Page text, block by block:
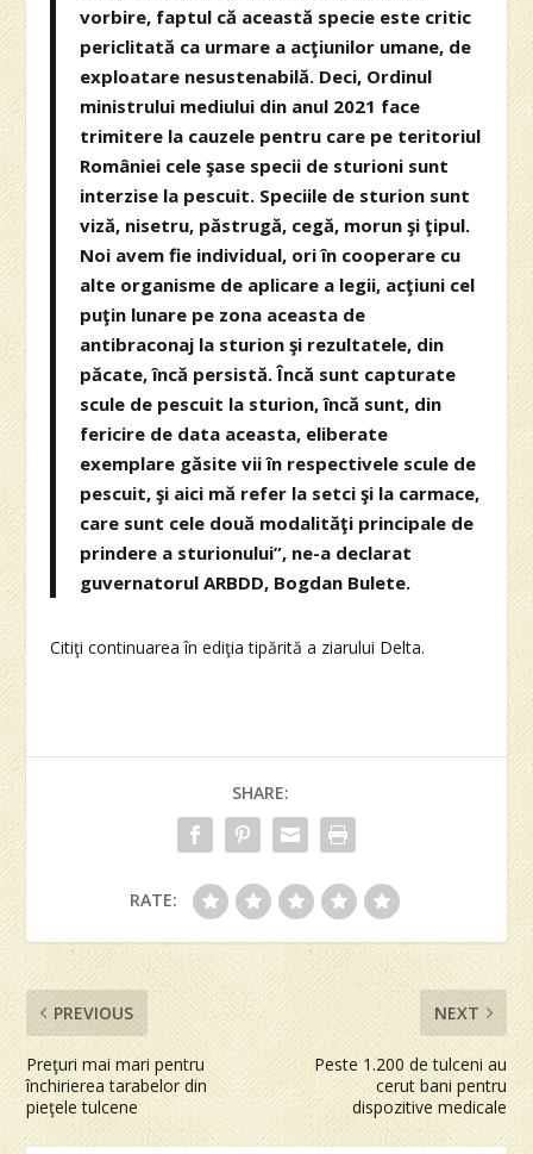
vorbire, faptul că această specie este critic
periclitată ca urmare a acţiunilor umane, de
exploatare nesustenabilă. Deci, Ordinul
ministrului mediului din anul 2021 face
trimitere la cauzele pentru care pe teritoriul
României cele şase specii de sturioni sunt
interzise la pescuit. Speciile de sturion sunt
viză, nisetru, păstrugă, cegă, morun şi ţipul.
Noi avem fie individual, ori în cooperare cu
alte organisme de aplicare a legii, acţiuni cel
puţin lunare pe zona aceasta de
antibraconaj la sturion şi rezultatele, din
păcate, încă persistă. Încă sunt capturate
scule de pescuit la sturion, încă sunt, din
fericire de data aceasta, eliberate
exemplare găsite vii în respectivele scule de
pescuit, şi aici mă refer la setci şi la carmace,
care sunt cele două modalităţi principale de
prindere a sturionului”, ne-a declarat
guvernatorul ARBDD, Bogdan Bulete.
Citiţi continuarea în ediţia tipărită a ziarului Delta.
SHARE:
RATE:
PREVIOUS
Preţuri mai mari pentru
închirierea tarabelor din
pieţele tulcene
NEXT
Peste 1.200 de tulceni au
cerut bani pentru
dispozitive medicale